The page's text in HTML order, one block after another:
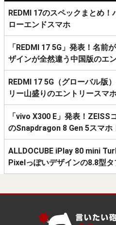
REDMI 17のスペックまとめ
ローエンドスマホ
「REDMI 17 5G」発表！名前
ザインが全然違う中国版のエ
REDMI 17 5G（グローバル版
リー山盛りのエントリースマ
「vivo X300 E」発表！
のSnapdragon 8 Gen 5スマホ
ALLDOCUBE iPlay 80 mini
Pixelっぽいデザインの8.8型タ